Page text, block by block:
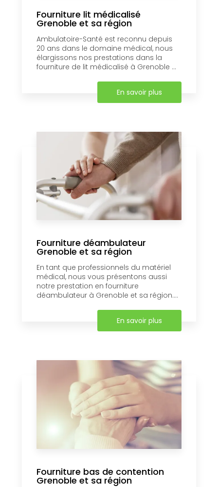
Fourniture lit médicalisé
Grenoble et sa région
Ambulatoire-Santé est reconnu depuis
20 ans dans le domaine médical, nous
élargissons nos prestations dans la
fourniture de lit médicalisé à Grenoble ...
En savoir plus
Fourniture déambulateur
Grenoble et sa région
En tant que professionnels du matériel
médical, nous vous présentons aussi
notre prestation en fourniture
déambulateur à Grenoble et sa région....
En savoir plus
Fourniture bas de contention
Grenoble et sa région